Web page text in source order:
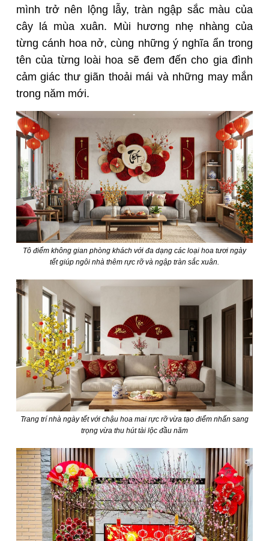
mình trở nên lộng lẫy, tràn ngập sắc màu của
cây lá mùa xuân. Mùi hương nhẹ nhàng của
từng cánh hoa nở, cùng những ý nghĩa ẩn trong
tên của từng loài hoa sẽ đem đến cho gia đình
cảm giác thư giãn thoải mái và những may mắn
trong năm mới.
Tô điểm không gian phòng khách với đa dạng các loại hoa tươi ngày
tết giúp ngôi nhà thêm rực rỡ và ngập tràn sắc xuân.
Trang trí nhà ngày tết với chậu hoa mai rực rỡ vừa tạo điểm nhấn sang
trọng vừa thu hút tài lộc đầu năm